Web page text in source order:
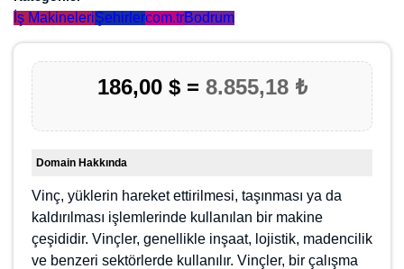
İş Makineleri Şehirler com.tr
186,00 $ = 8.855,18 ₺
Domain Hakkında
Vinç, yüklerin hareket ettirilmesi, taşınması ya da
kaldırılması işlemlerinde kullanılan bir makine
çeşididir. Vinçler, genellikle inşaat, lojistik, madencilik